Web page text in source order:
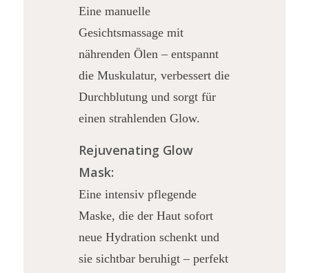
Eine manuelle
Gesichtsmassage mit
nährenden Ölen – entspannt
die Muskulatur, verbessert die
Durchblutung und sorgt für
einen strahlenden Glow.
Rejuvenating Glow
Mask:
Eine intensiv pflegende
Maske, die der Haut sofort
neue Hydration schenkt und
sie sichtbar beruhigt – perfekt